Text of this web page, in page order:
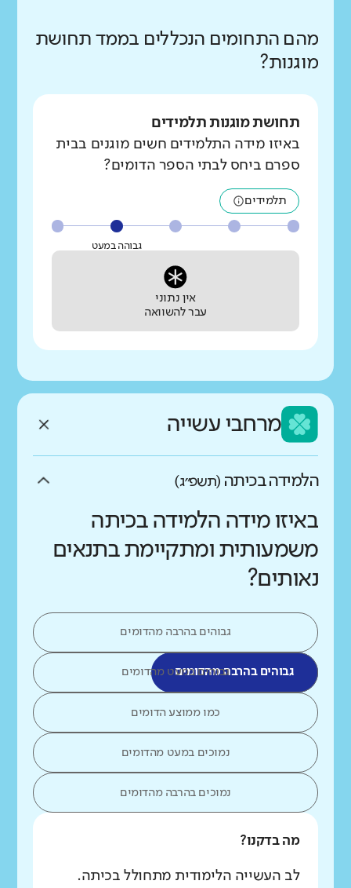
מהם התחומים הנכללים בממד תחושת
מוגנות?
תחושת מוגנות תלמידים
באיזו מידה התלמידים חשים מוגנים בבית
ספרם ביחס לבתי הספר הדומים?
תלמידים
גבוהה במעט
אין נתוני
עבר להשוואה
מרחבי עשייה
הלמידה בכיתה (תשפ״ג)
באיזו מידה הלמידה בכיתה
משמעותית ומתקיימת בתנאים
נאותים?
גבוהים בהרבה מהדומים
גבוהים בהרבה מהדומיםגבוהים במעט מהדומים
כמו ממוצע הדומים
נמוכים במעט מהדומים
נמוכים בהרבה מהדומים
מה בדקנו?
לב העשייה הלימודית מתחולל בכיתה.